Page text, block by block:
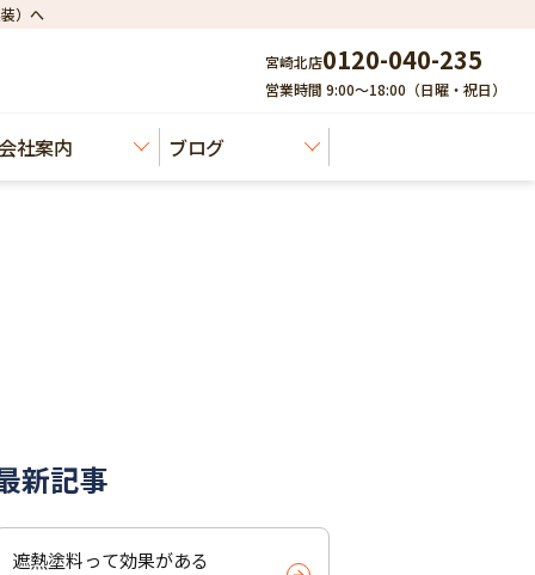
）へ
宮崎北店0120-040-235
営業時間 9:00～18:00（日曜・祝日）
会社案内 ブログ
新記事
遮熱塗料って効果がある